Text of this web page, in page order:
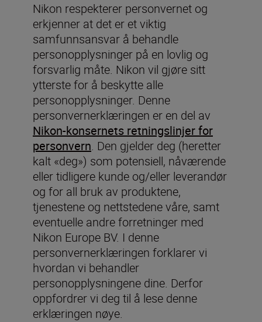
Nikon respekterer personvernet og
erkjenner at det er et viktig
samfunnsansvar å behandle
personopplysninger på en lovlig og
forsvarlig måte. Nikon vil gjøre sitt
ytterste for å beskytte alle
personopplysninger. Denne
personvernerklæringen er en del av
Nikon-konsernets retningslinjer for
personvern. Den gjelder deg (heretter
kalt «deg») som potensiell, nåværende
eller tidligere kunde og/eller leverandør
og for all bruk av produktene,
tjenestene og nettstedene våre, samt
eventuelle andre forretninger med
Nikon Europe BV. I denne
personvernerklæringen forklarer vi
hvordan vi behandler
personopplysningene dine. Derfor
oppfordrer vi deg til å lese denne
erklæringen nøye.